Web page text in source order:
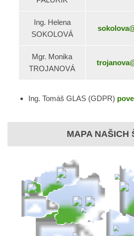
Ing. Helena
SOKOLOVÁ
Mgr. Monika
TROJANOVÁ
Ing. Tomáš GLAS (GDPR)
MAPA NAŠICH